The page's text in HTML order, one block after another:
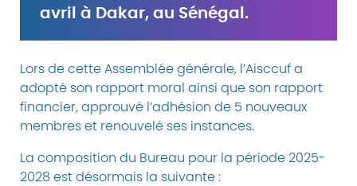
avril à Dakar, au Sénégal.
Lors de cette Assemblée générale, l’Aisccuf a
adopté son rapport moral ainsi que son rapport
financier, approuvé l’adhésion de 5 nouveaux
membres et renouvelé ses instances.
La composition du Bureau pour la période 2025-
2028 est désormais la suivante :